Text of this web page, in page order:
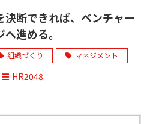
断できれば、ベンチャー
進める。
組織づくり マネジメント
HR2048